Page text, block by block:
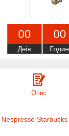
00
Днів
00
Годин
Опис
Nespresso Starbucks